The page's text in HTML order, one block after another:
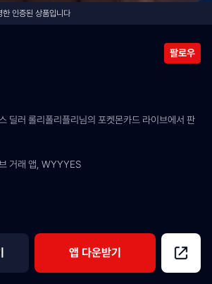
인증된 상품입니다
팔로우
딜러 롤리폴리플리님의 포켓몬카드 라이브에서 판
거래 앱, WYYYES
앱 다운받기